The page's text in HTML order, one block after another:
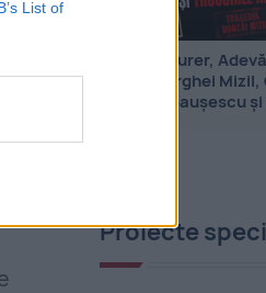
List of
Jean Maurer,
cu Serghei
Ceaușescu
Proiecte